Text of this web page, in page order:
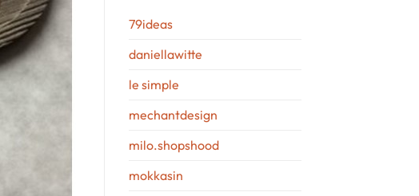
79ideas
daniellawitte
le simple
mechantdesign
milo.shopshood
mokkasin